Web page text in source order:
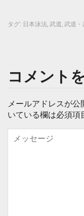
タグ: 日本泳法, 武道, 武道・
コメント
メールアドレスが公
いている欄は必須項